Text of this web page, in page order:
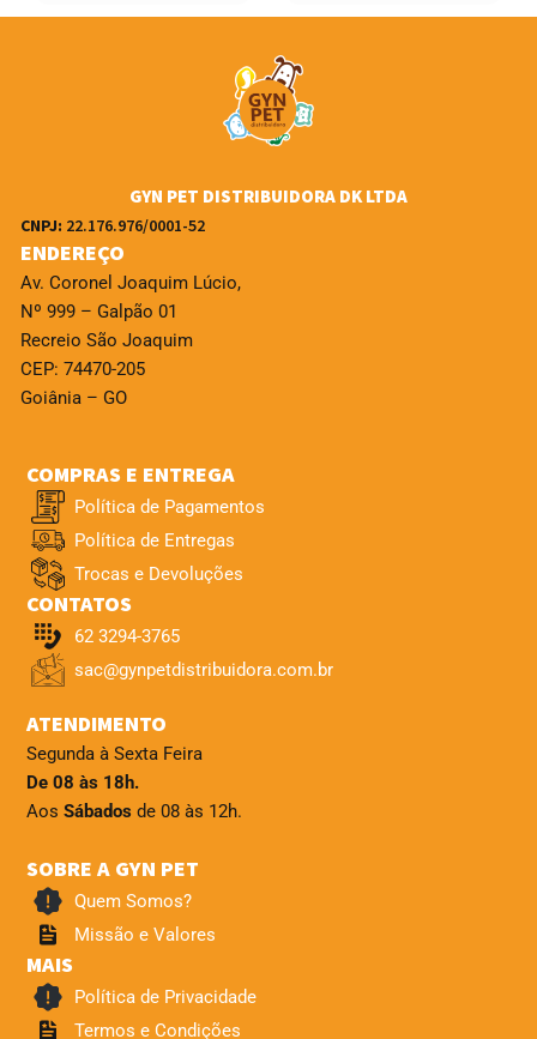
GYN PET DISTRIBUIDORA DK LTDA
CNPJ: 22.176.976/0001-52
ENDEREÇO
Av. Coronel Joaquim Lúcio,
Nº 999 – Galpão 01
Recreio São Joaquim
CEP: 74470-205
Goiânia – GO
COMPRAS E ENTREGA
Política de Pagamentos
Política de Entregas
Trocas e Devoluções
CONTATOS
62 3294-3765
sac@gynpetdistribuidora.com.br
ATENDIMENTO
Segunda à Sexta Feira
De 08 às 18h.
Aos Sábados de 08 às 12h.
SOBRE A GYN PET
Quem Somos?
Missão e Valores
MAIS
Política de Privacidade
Termos e Condições